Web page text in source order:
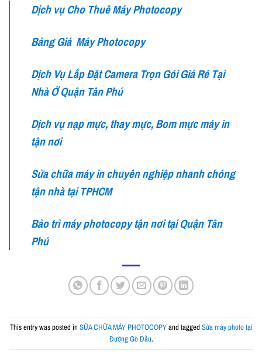
Dịch vụ Cho Thuê Máy Photocopy
Bảng Giá Máy Photocopy
Dịch Vụ Lắp Đặt Camera Trọn Gói Giá Rẻ Tại
Nhà Ở Quận Tân Phú
Dịch vụ nạp mực, thay mực, Bom mực máy in
tận nơi
Sửa chữa máy in chuyên nghiệp nhanh chóng
tận nhà tại TPHCM
Bảo trì máy photocopy tận nơi tại Quận Tân
Phú
This entry was posted in SỮA CHỮA MÁY PHOTOCOPYand tagged Sửa máy photo tại
Đường Gò Dầu.